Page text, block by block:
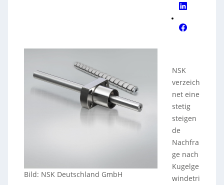
Bild: NSK Deutschland GmbH
NSK
verzeich
net eine
stetig
steigen
de
Nachfra
ge nach
Kugelge
windetri